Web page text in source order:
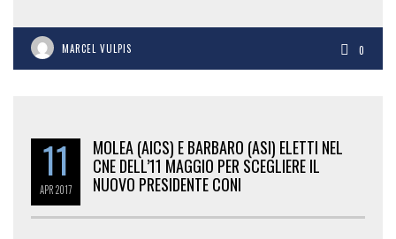
MARCEL VULPIS 0
11
APR2017
MOLEA (AICS) E BARBARO (ASI) ELETTI NEL
CNE DELL’11 MAGGIO PER SCEGLIERE IL
NUOVO PRESIDENTE CONI